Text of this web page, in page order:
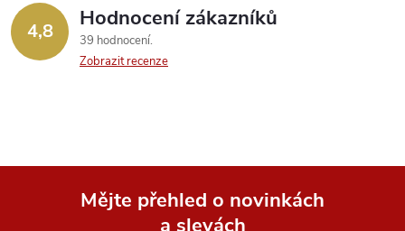
í
p
k
v
á
n
4,8 Hodnocení zákazníků
39 hodnocení
Zobrazit recenze
Mějte přehled o novinkách